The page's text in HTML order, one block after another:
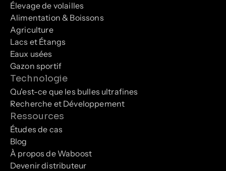
Élevage de volailles
Alimentation & Boissons
Agriculture
Lacs et Étangs
Eaux usées
Gazon sportif
Technologie
Qu'est-ce que les bulles ultrafines
Recherche et Développement
Ressources
Études de cas
Blog
À propos de Waboost
Devenir distributeur